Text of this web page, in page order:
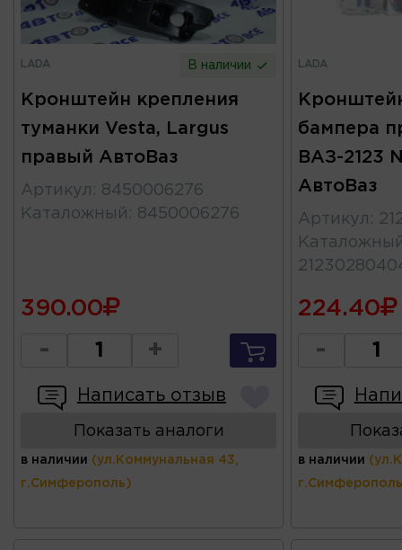
LADA В наличии
Кронштейн крепления
туманки Vesta, Largus
правый АвтоВаз
Артикул : 8450006276
Каталожный : 8450006276
390.00
- +
Написать отзыв
Показать аналоги
в наличии (ул.Коммунальная 43,
г.Симферополь)
LADA
бампера
ВАЗ-2123
АвтоВаз
Артикул :
224.40
-
в наличии